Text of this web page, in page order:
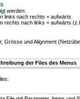
werden:
nach rechts + aufwärts.
rechts nach links + aufwärts
Grösse und Alignment
der Files des Menus